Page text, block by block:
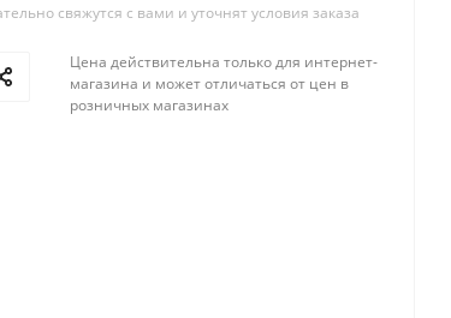
свяжутся с вами и уточнят условия заказа
Цена действительна только для интернет-
магазина и может отличаться от цен в
розничных магазинах